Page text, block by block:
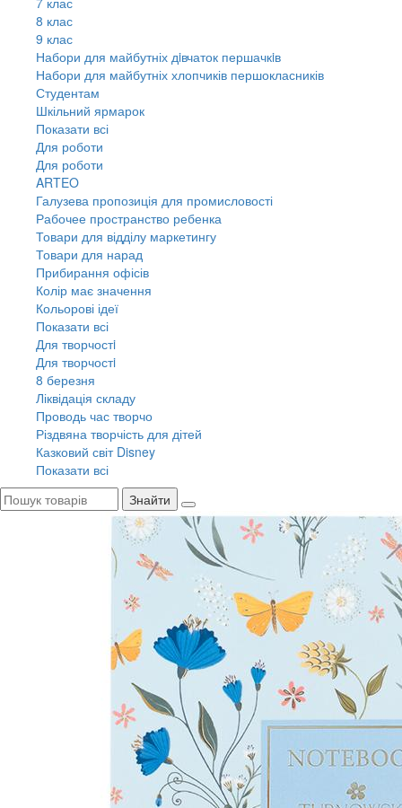
8 клас
9 клас
Набори для майбутніх дiвчаток першачкiв
Набори для майбутніх хлопчиків першокласників
Студентам
Шкільний ярмарок
Показати всі
Для роботи
Для роботи
ARTEO
Галузева пропозиція для промисловості
Рабочее пространство ребенка
Товари для відділу маркетингу
Товари для нарад
Прибирання офісів
Колір має значення
Кольорові ідеї
Показати всі
Для творчостi
Для творчостi
8 березня
Ліквідація складу
Проводь час творчо
Різдвяна творчість для дітей
Казковий світ Disney
Показати всі
Знайти